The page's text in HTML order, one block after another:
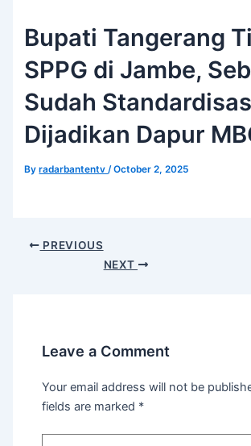
Bupati Tangerang
SPPG di Jambe,
Sudah
Dijadikan Dapur
Byradarbantentv/October 2, 2025
PREVIOUS
NEXT
Leave a Comment
Your email address will not be
fields are marked *